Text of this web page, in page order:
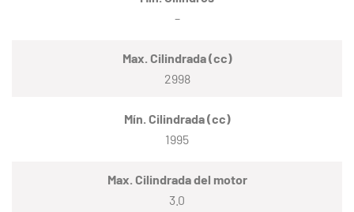
–
Max. Cilindrada (cc)
2998
Mín. Cilindrada (cc)
1995
Max. Cilindrada del motor
3.0